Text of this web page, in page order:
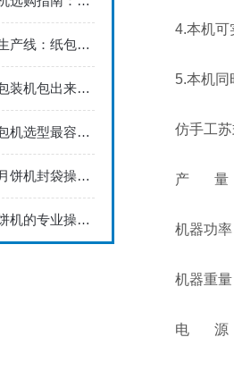
揭秘苏式月饼生产线：纸包机如何保障层层酥皮完好如初？
苏式月饼折纸包装机包出来总开裂？多半是折痕压力没调对
仿手工折叠纸包机选型最容易踩的坑：只看速度不看换型时间
封装的技艺：月饼机封袋操作全解析
精准掌控：月饼机的专业操作与高效使用指南
4.本机可实
5.本机同时
仿手工苏
产 量：
机器功率
机器重量
电 源：